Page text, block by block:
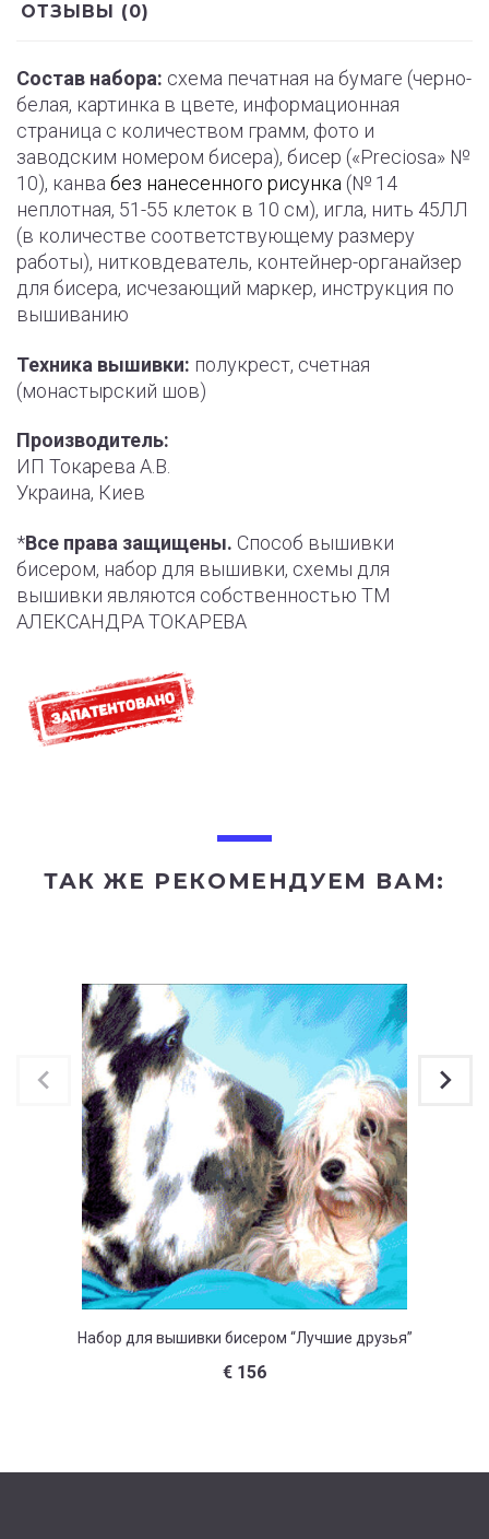
ОТЗЫВЫ (0)
Состав набора: схема печатная на бумаге (черно-
белая, картинка в цвете, информационная
страница с количеством грамм, фото и
заводским номером бисера), бисер («Preciosa» №
10), канва без нанесенного рисунка (№ 14
неплотная, 51-55 клеток в 10 см), игла, нить 45ЛЛ
(в количестве соответствующему размеру
работы), нитковдеватель, контейнер-органайзер
для бисера, исчезающий маркер, инструкция по
вышиванию
Техника вышивки: полукрест, счетная
(монастырский шов)
Производитель:
ИП Токарева А.В.
Украина, Киев
*Все права защищены. Способ вышивки
бисером, набор для вышивки, схемы для
вышивки являются собственностью ТМ
АЛЕКСАНДРА ТОКАРЕВА
ТАК ЖЕ РЕКОМЕНДУЕМ ВАМ:
Набор для вышивки бисером “Лучшие друзья”
€ 156